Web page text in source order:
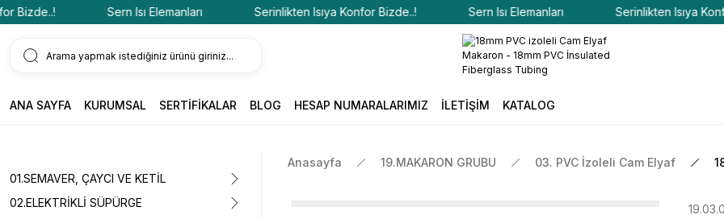
Sern Isı Elemanları Serinlikten Isıya Konfor Bizde..! Sern Isı Elemanları Serinlikten Isıya Konfor
ANA SAYFA KURUMSAL SERTİFİKALAR BLOG HESAP NUMARALARIMIZ İLETİŞİM KATALOG
01.SEMAVER, ÇAYCI VE KETİL
02.ELEKTRİKLİ SÜPÜRGE
Anasayfa 19.MAKARON GRUBU 03. PVC İzoleli Cam Elyaf